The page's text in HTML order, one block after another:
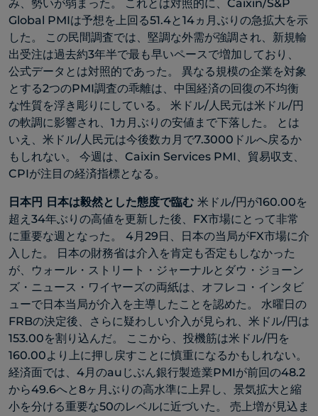
み、勢いが弱まった。 これとは対照的に、Caixin/S&P
Global PMIは予想を上回る51.4と14ヵ月ぶりの急拡大を示
した。 この民間調査では、堅調な外需が強調され、新規輸
出受注は過去約3年半で最も早いペースで増加しており、
公式データとは対照的であった。 異なる規模の企業を対象
とする2つのPMI調査の乖離は、中国経済の回復の不均衡
な性質を浮き彫りにしている。 米ドル/人民元は米ドル/円
の軟調に影響され、1カ月ぶりの安値まで下落した。 とは
いえ、米ドル/人民元は今後数カ月で7.3000ドルへ戻るか
もしれない。 今週は、Caixin Services PMI、貿易収支、
CPIが注目の経済指標となる。
日本円 日本は毅然とした態度で臨む 米ドル/円が160.00を
超え34年ぶりの高値を更新した後、FX市場にとって非常
に重要な週となった。
4月29日、日本の当局がFX市場に介
入した。 日本の財務省は介入を肯定も否定もしなかった
が、ウォール・ストリート・ジャーナルとダウ・ジョーン
ズ・ニュース・ワイヤーズの両紙は、オフレコ・インタビ
ューで日本当局が介入を主導したことを認めた。 水曜日の
FRBの決定後、さらに疑わしい介入が見られ、米ドル/円は
153.00を割り込んだ。 ここから、投機筋は米ドル/円を
160.00より上に押し戻すことに慎重になるかもしれない。
経済面では、4月のauじぶん銀行製造業PMIが前回の48.2
から49.6へと8ヶ月ぶりの高水準に上昇し、景気拡大と縮
小を分ける重要な50のレベルに近づいた。 売上増が見込ま